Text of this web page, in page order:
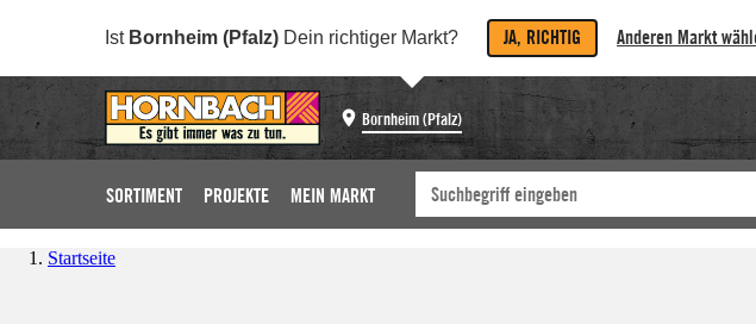
Ist Bornheim (Pfalz) Dein richtiger Markt? JA, RICHTIG Anderen Markt
Bornheim (Pfalz)
SORTIMENT PROJEKTE MEIN MARKT
Startseite